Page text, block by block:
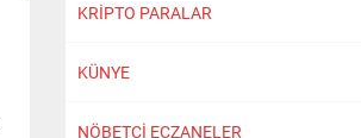
KRİPTO PARALAR
KÜNYE
NÖBETÇİ ECZANELER